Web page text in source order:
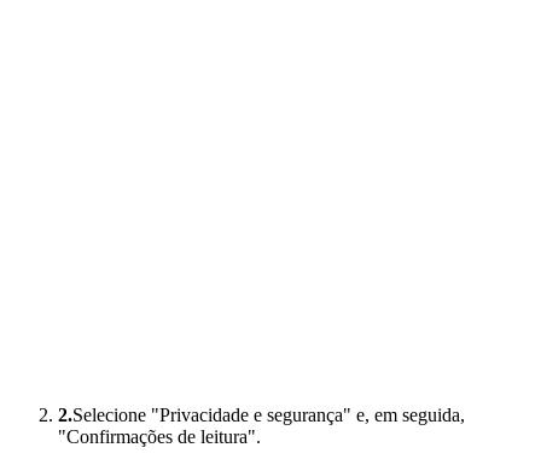
2.Selecione "Privacidade e segurança" e, em seguida,
"Confirmações de leitura".